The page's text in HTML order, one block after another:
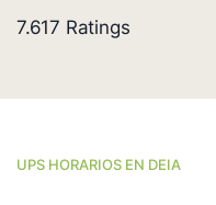
7.617 Ratings
UPS HORARIOS EN DEIA